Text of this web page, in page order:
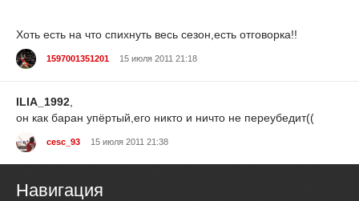
Хоть есть на что спихнуть весь сезон,есть отговорка!!
1597001351201 15 июля 2011 21:18
ILIA_1992
он как баран упёртый,его никто и ничто не переубедит((
cesc_93 15 июля 2011 21:38
Навигация